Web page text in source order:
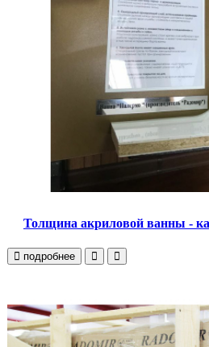
Толщина акриловой ванны -
подробнее